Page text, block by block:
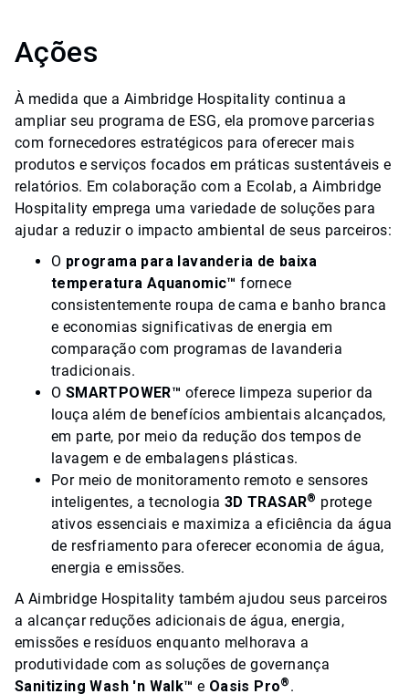
Ações
À medida que a Aimbridge Hospitality continua a
ampliar seu programa de ESG, ela promove parcerias
com fornecedores estratégicos para oferecer mais
produtos e serviços focados em práticas sustentáveis e
relatórios. Em colaboração com a Ecolab, a Aimbridge
Hospitality emprega uma variedade de soluções para
ajudar a reduzir o impacto ambiental de seus parceiros:
O programa para lavanderia de baixa
temperatura Aquanomic™ fornece
consistentemente roupa de cama e banho branca
e economias significativas de energia em
comparação com programas de lavanderia
tradicionais.
O SMARTPOWER™ oferece limpeza superior da
louça além de benefícios ambientais alcançados,
em parte, por meio da redução dos tempos de
lavagem e de embalagens plásticas.
Por meio de monitoramento remoto e sensores
inteligentes, a tecnologia 3D TRASAR® protege
ativos essenciais e maximiza a eficiência da água
de resfriamento para oferecer economia de água,
energia e emissões.
A Aimbridge Hospitality também ajudou seus parceiros
a alcançar reduções adicionais de água, energia,
emissões e resíduos enquanto melhorava a
produtividade com as soluções de governança
Sanitizing Wash 'n Walk™ e Oasis Pro® .